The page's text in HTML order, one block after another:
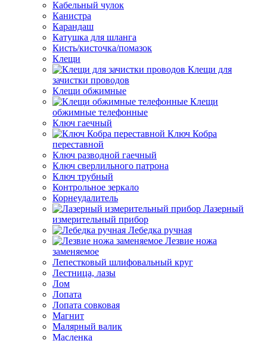
Кабельный чулок
Канистра
Карандаш
Катушка для шланга
Кисть/кисточка/помазок
Клещи
Клещи для
зачистки проводов
Клещи обжимные
Клещи
обжимные телефонные
Ключ гаечный
Ключ Кобра
переставной
Ключ разводной гаечный
Ключ сверлильного патрона
Ключ трубный
Контрольное зеркало
Корнеудалитель
Лазерный
измерительный прибор
Лебедка ручная
Лезвие ножа
заменяемое
Лепестковый шлифовальный круг
Лестница, лазы
Лом
Лопата
Лопата совковая
Магнит
Малярный валик
Масленка